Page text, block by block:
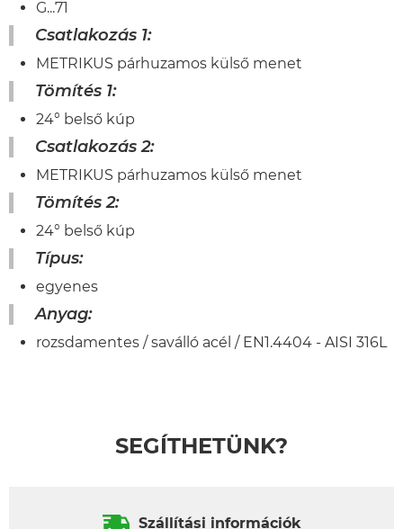
G...71
Csatlakozás 1:
METRIKUS párhuzamos külső menet
Tömítés 1:
24° belső kúp
Csatlakozás 2:
METRIKUS párhuzamos külső menet
Tömítés 2:
24° belső kúp
Típus:
egyenes
Anyag:
rozsdamentes / saválló acél / EN1.4404 - AISI 316L
SEGÍTHETÜNK?
Szállítási információk